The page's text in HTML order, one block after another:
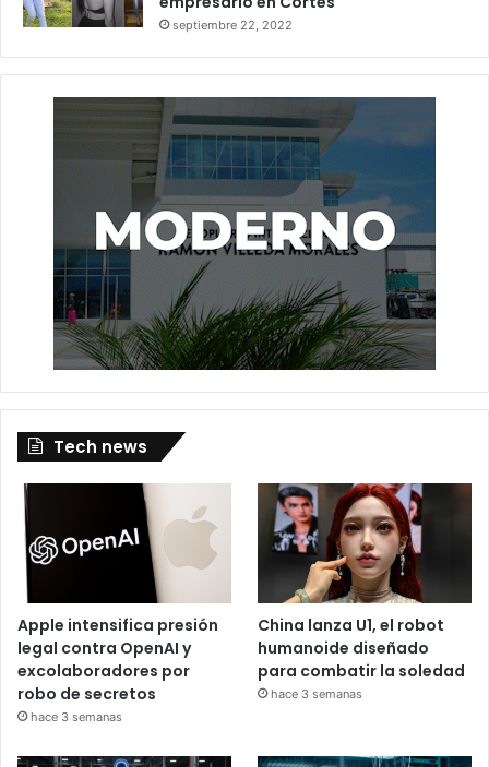
septiembre 22, 2022
Tech news
Apple intensifica presión
legal contra OpenAI y
excolaboradores por
robo de secretos
hace 3 semanas
China lanza U1, el robot
humanoide diseñado
para combatir la soledad
hace 3 semanas